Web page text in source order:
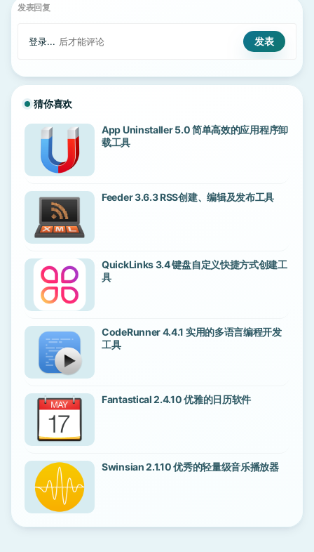
发表回复
登录... 后才能评论
猜你喜欢
App Uninstaller 5.0 简单高效的应用程序卸
载工具
Feeder 3.6.3 RSS创建、编辑及发布工具
QuickLinks 3.4 键盘自定义快捷方式创建工
具
CodeRunner 4.4.1 实用的多语言编程开发
工具
Fantastical 2.4.10 优雅的日历软件
Swinsian 2.1.10 优秀的轻量级音乐播放器